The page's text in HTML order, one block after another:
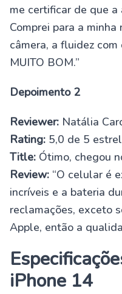
me certificar de que
Comprei para a
câmera, a fluidez
MUITO BOM.”
Depoimento 2
Reviewer: Natália
Rating: 5,0 de 5
Title: Ótimo, chegou
Review: “O celular é
incríveis e a bateria
reclamações, exceto
Apple, então a
iPhone 14